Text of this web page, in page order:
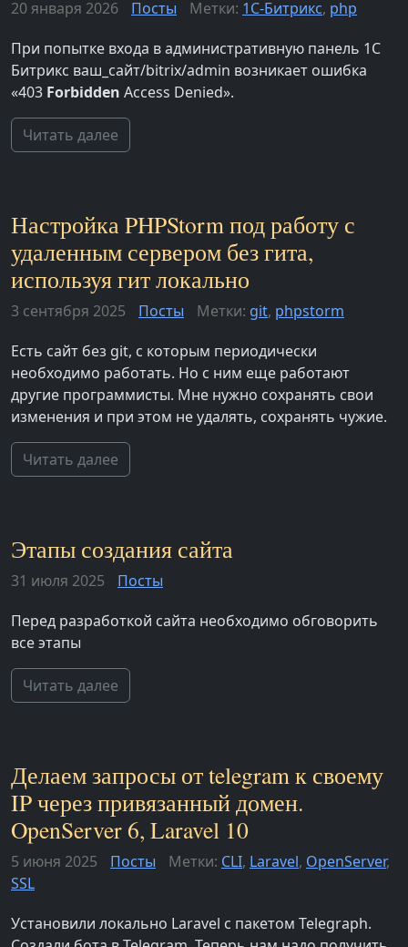
20 января 2026 Посты Метки: 1С-Битрикс, php
При попытке входа в административную панель 1С
Битрикс ваш_сайт/bitrix/admin возникает ошибка
«403 Forbidden Access Denied».
Читать далее
Настройка PHPStorm под работу с
удаленным сервером без гита,
используя гит локально
3 сентября 2025 Посты Метки: git, phpstorm
Есть сайт без git, с которым периодически
необходимо работать. Но с ним еще работают
другие программисты. Мне нужно сохранять свои
изменения и при этом не удалять, сохранять чужие.
Читать далее
Этапы создания сайта
31 июля 2025
Посты
Перед разработкой сайта необходимо обговорить
все этапы
Читать далее
Делаем запросы от telegram к своему
IP через привязанный домен.
OpenServer 6, Laravel 10
5 июня 2025 Посты Метки: CLI, Laravel, OpenServer,
SSL
Установили локально Laravel с пакетом Telegraph.